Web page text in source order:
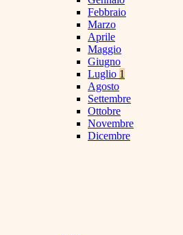
Febbraio
Marzo
Aprile
Maggio
Giugno
Luglio 1
Agosto
Settembre
Ottobre
Novembre
Dicembre